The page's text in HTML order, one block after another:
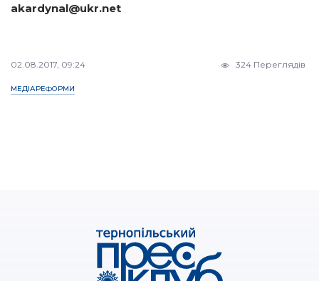
akardynal@ukr.net
02.08.2017, 09:24 324 Переглядів
МЕДІАРЕФОРМИ